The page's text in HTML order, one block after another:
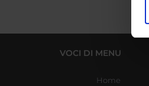
VOCI DI MENU
Home